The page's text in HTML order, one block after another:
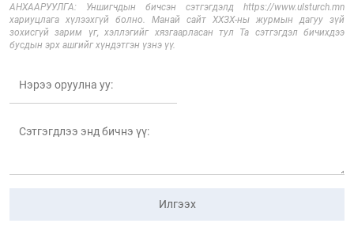
АНХААРУУЛГА: Уншигчдын бичсэн сэтгэгдэлд https://www.ulsturch.mn
хариуцлага хүлээхгүй болно. Манай сайт ХХЗХ-ны журмын дагуу зүй
зохисгүй зарим үг, хэллэгийг хязгаарласан тул Та сэтгэгдэл бичихдээ
бусдын эрх ашгийг хүндэтгэн үзнэ үү.
Илгээх